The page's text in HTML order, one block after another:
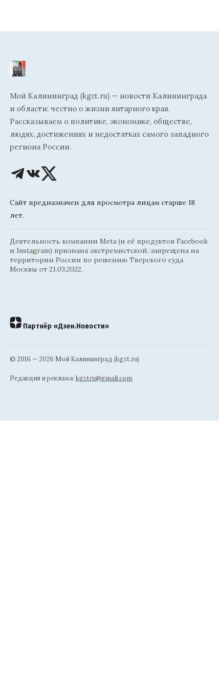
Мой Калининград (kgzt.ru) — новости Калининграда
и области: честно о жизни янтарного края.
Рассказываем о политике, экономике, обществе,
людях, достижениях и недостатках самого западного
региона России.
Сайт предназначен для просмотра лицам старше 18
лет.
Деятельность компании Meta (и её продуктов Facebook
и Instagram) признана экстремистской, запрещена на
территории России по решению Тверского суда
Москвы от 21.03.2022.
Партнёр «Дзен.Новости»
© 2016 — 2026 Мой Калининград (kgzt.ru)
Редакция и реклама: kgztru@gmail.com